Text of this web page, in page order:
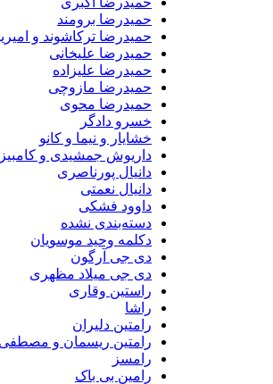
حمیدرضا برومند
حمیدرضا ترکاشوند و امیریل ارجمند
حمیدرضا علیخانی
حمیدرضا علیزاده
حمیدرضا مازوچی
حمیدرضا محوی
خسرو دادگر
خشایار و نیما و کانو
داریوش جمشیدی و کامبیز جمشیدی
دانیال پورناصری
دانیال نعمتی
داوود فشکی
دسته‌بندی نشده
دکلمه وحید موسویان
دی جی آرگون
دی جی میلاد مظهری
راستین وقاری
رامتین دلیران
رامتین ریسمان و مصطفی باقری
رامین بی باک